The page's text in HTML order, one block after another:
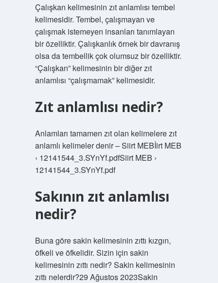
Çalışkan kelimesinin zıt anlamlısı tembel
kelimesidir. Tembel, çalışmayan ve
çalışmak istemeyen insanları tanımlayan
bir özelliktir. Çalışkanlık örnek bir davranış
olsa da tembellik çok olumsuz bir özelliktir.
“Çalışkan” kelimesinin bir diğer zıt
anlamlısı “çalışmamak” kelimesidir.
Zıt anlamlısı nedir?
Anlamları tamamen zıt olan kelimelere zıt
anlamlı kelimeler denir – Siirt MEBİirt MEB
› 12141544_3.SYnYf.pdfSiirt MEB ›
12141544_3.SYnYf.pdf
Sakının zıt anlamlısı
nedir?
Buna göre sakin kelimesinin zıttı kızgın,
öfkeli ve öfkelidir. Sizin için sakin
kelimesinin zıttı nedir? Sakin kelimesinin
zıttı nelerdir?29 Ağustos 2023Sakin